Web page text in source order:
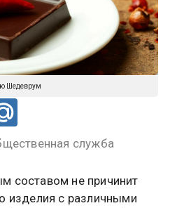
Шедеврум
служба
составом не причинит
изделия с различными